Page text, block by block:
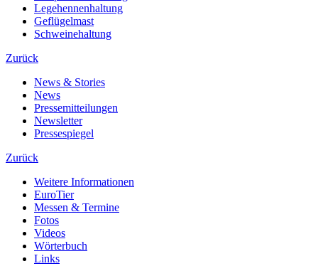
Legehennenhaltung
Geflügelmast
Schweinehaltung
Zurück
News & Stories
News
Pressemitteilungen
Newsletter
Pressespiegel
Zurück
Weitere Informationen
EuroTier
Messen & Termine
Fotos
Videos
Wörterbuch
Links